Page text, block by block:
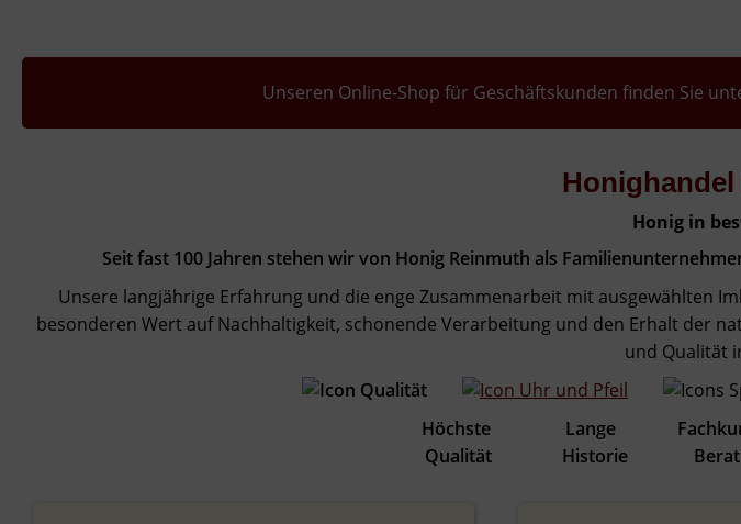
Unseren Online-Shop für Geschäftskunden finden Sie
Honig in
Seit fast 100 Jahren stehen wir von Honig Reinmuth als
Unsere langjährige Erfahrung und die enge Zusammenarbeit mit ausgewählten
besonderen Wert auf Nachhaltigkeit, schonende Verarbeitung und den Erhalt der
und Qualität
Höchste Lange
Qualität Historie